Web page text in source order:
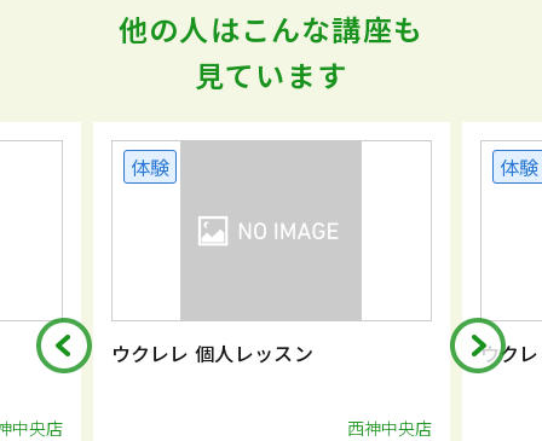
他の人はこんな講座も
見ています
中央店
体験
ウクレレ 個人レッスン
西神中央店
体験
ウク